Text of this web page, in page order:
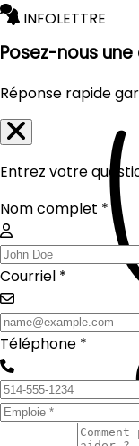
INFOLETTRE
Posez-nous
Réponse rapide
Entrez votre
Nom complet *
Courriel *
Téléphone *